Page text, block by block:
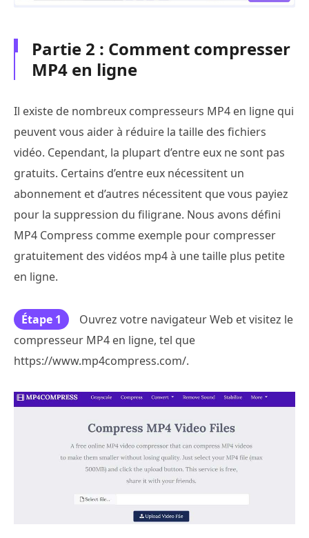
Partie 2 : Comment compresser
MP4 en ligne
Il existe de nombreux compresseurs MP4 en ligne qui
peuvent vous aider à réduire la taille des fichiers
vidéo. Cependant, la plupart d’entre eux ne sont pas
gratuits. Certains d’entre eux nécessitent un
abonnement et d’autres nécessitent que vous payiez
pour la suppression du filigrane. Nous avons défini
MP4 Compress comme exemple pour compresser
gratuitement des vidéos mp4 à une taille plus petite
en ligne.
Étape 1
Ouvrez votre navigateur Web et visitez le
compresseur MP4 en ligne, tel que
https://www.mp4compress.com/.